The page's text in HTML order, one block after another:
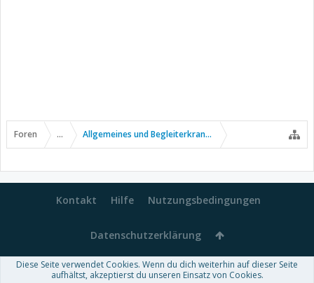
Foren ... Allgemeines und Begleiterkrankungen
Kontakt Hilfe Nutzungsbedingungen
Datenschutzerklärung
Forum software by XenForo™-Deutsch von xenDach
Diese Seite verwendet Cookies. Wenn du dich weiterhin auf dieser Seite
aufhältst, akzeptierst du unseren Einsatz von Cookies.